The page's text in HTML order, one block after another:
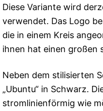
Diese Variante wird
verwendet. Das Logo
die in einem Kreis
ihnen hat einen großen
Neben dem stilisierten
„Ubuntu“ in Schwarz.
stromlinienförmig wie